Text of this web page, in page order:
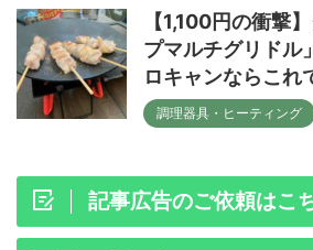
【1,100円の衝撃
プマルチグリドル
ロキャンならこれ
調理器具・ヒーティング
記事広告のご依頼はこ